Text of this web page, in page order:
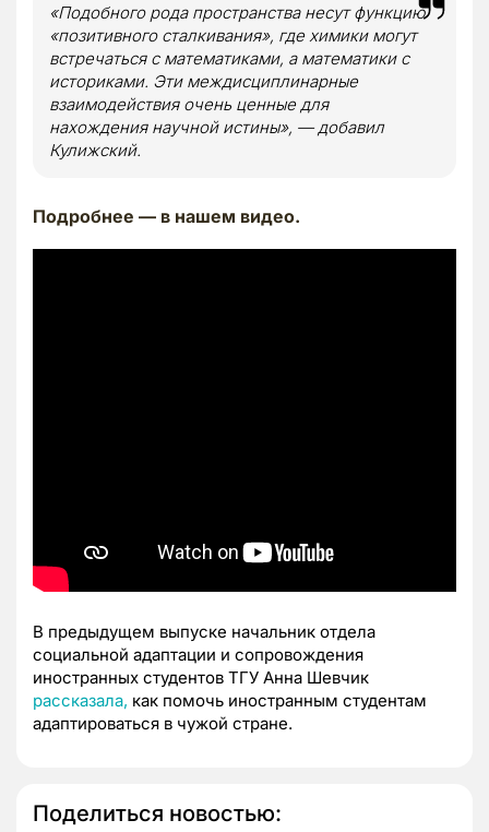
«Подобного рода пространства несут функцию
«позитивного сталкивания», где химики могут
встречаться с математиками, а математики с
историками. Эти междисциплинарные
взаимодействия очень ценные для
нахождения научной истины», — добавил
Кулижский.
Подробнее — в нашем видео.
В предыдущем выпуске начальник отдела
социальной адаптации и сопровождения
иностранных студентов ТГУ Анна Шевчик
рассказала, как помочь иностранным студентам
адаптироваться в чужой стране.
Поделиться новостью: